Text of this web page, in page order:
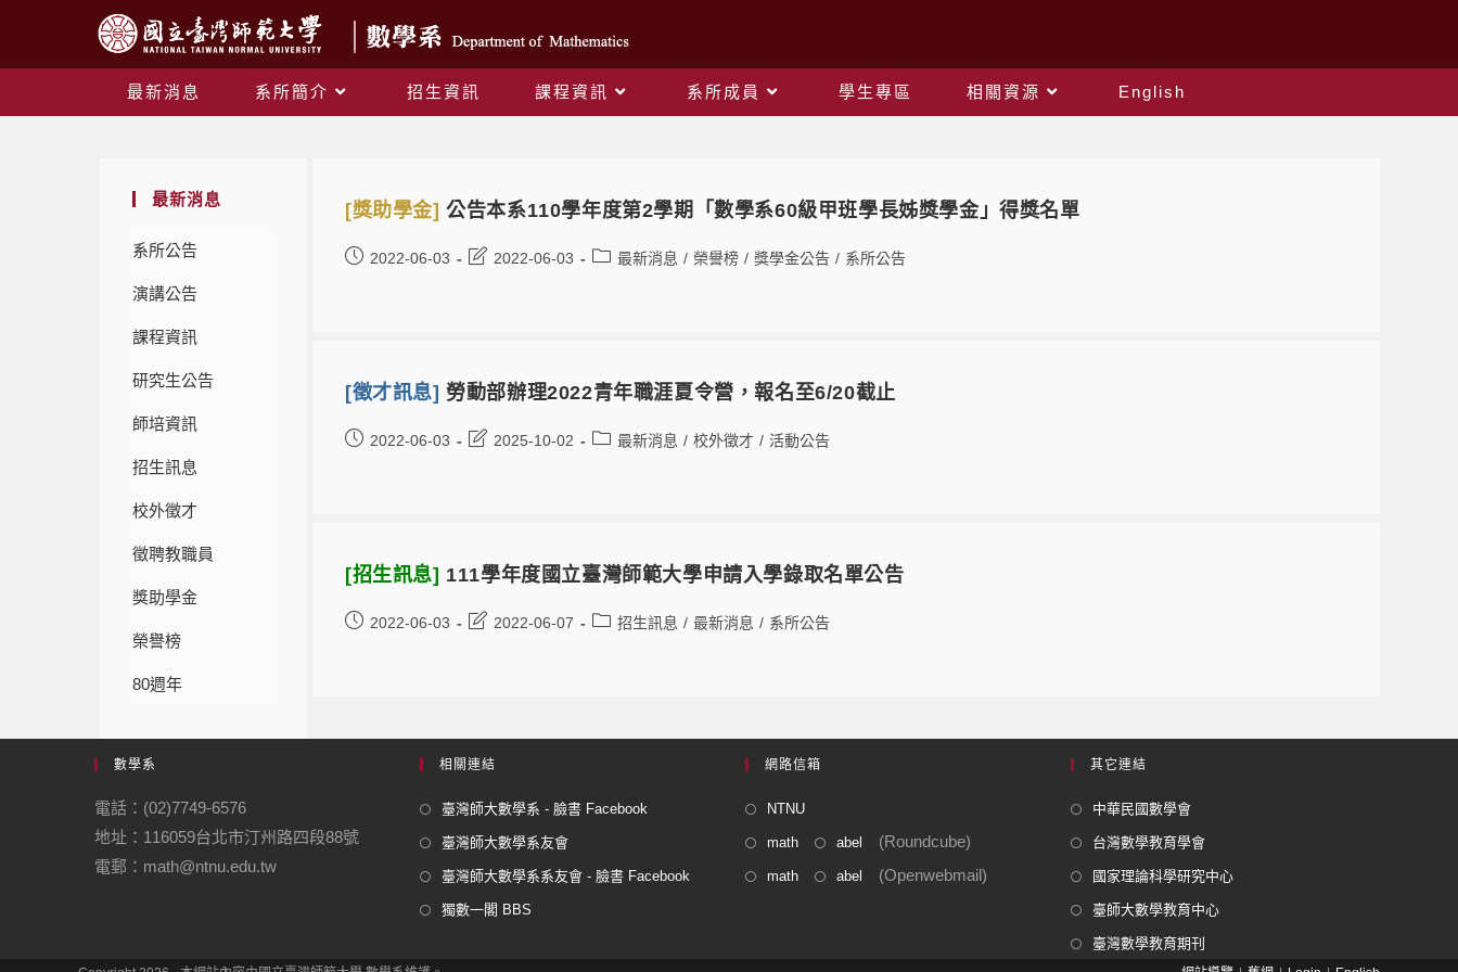
最新消息 系所簡介 招生資訊 課程資訊 系所成員 學生專區 相關資源
English
最新消息
系所公告
演講公告
課程資訊
研究生公告
師培資訊
招生訊息
校外徵才
徵聘教職員
獎助學金
榮譽榜
80週年
[獎助學金]公告本系110學年度第2學期「數學系60級甲班學長姊獎學金」得獎名單
2022-06-03 2022-06-03 最新消息 / 榮譽榜 / 獎學金公告 / 系所公告
[徵才訊息]勞動部辦理2022青年職涯夏令營，報名至6/20截止
2022-06-03 2025-10-02 最新消息 / 校外徵才 / 活動公告
[招生訊息] 111學年度國立臺灣師範大學申請入學錄取名單公告
2022-06-03 2022-06-07 招生訊息 / 最新消息 / 系所公告
數學系
電話：(02)7749-6576
地址：116059台北市汀州路四段88號
電郵：math@ntnu.edu.tw
相關連結
臺灣師大數學系 - 臉書 Facebook
臺灣師大數學系友會
臺灣師大數學系系友會 - 臉書 Facebook
獨數一閣 BBS
網路信箱
NTNU
math abel (Roundcube)
math abel (Openwebmail)
其它連結
中華民國數學會
台灣數學教育學會
國家理論科學研究中心
臺師大數學教育中心
臺灣數學教育期刊